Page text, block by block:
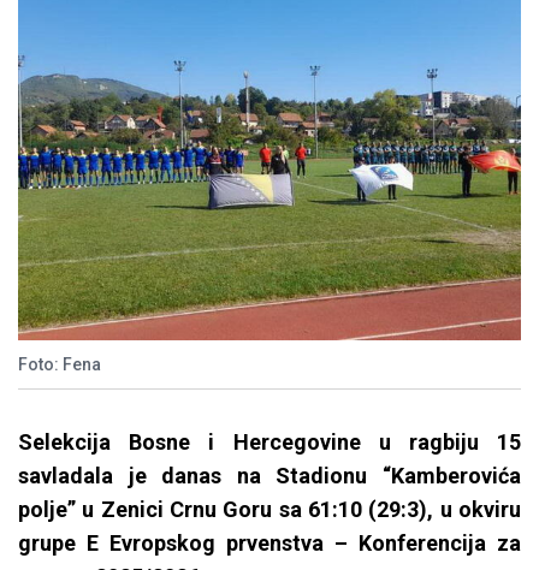
Foto: Fena
Selekcija Bosne i Hercegovine u ragbiju 15
savladala je danas na Stadionu “Kamberovića
polje” u Zenici Crnu Goru sa 61:10 (29:3), u okviru
grupe E Evropskog prvenstva – Konferencija za